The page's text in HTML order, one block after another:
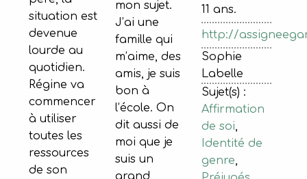
situation est
devenue
lourde au
quotidien.
Régine va
commencer
à utiliser
toutes les
ressources
de son
mon sujet.
J’ai une
famille qui
m’aime, des
amis, je suis
bon à
l’école. On
dit aussi de
moi que je
suis un
grand
11 ans.
http://
Sophie
Labelle
Sujet(s) :
Affirmation
de soi,
Identité de
genre,